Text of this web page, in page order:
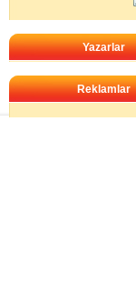
Yazarlar
Reklamlar